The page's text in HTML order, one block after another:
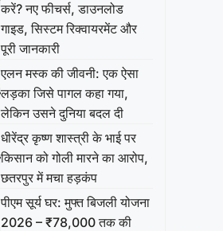
करें? नए फीचर्स, डाउनलोड
गाइड, सिस्टम रिक्वायरमेंट और
पूरी जानकारी
एलन मस्क की जीवनी: एक ऐसा
लड़का जिसे पागल कहा गया,
लेकिन उसने दुनिया बदल दी
धीरेंद्र कृष्ण शास्त्री के भाई पर
किसान को गोली मारने का आरोप,
छतरपुर में मचा हड़कंप
पीएम सूर्य घर: मुफ्त बिजली योजना
2026 – ₹78,000 तक की